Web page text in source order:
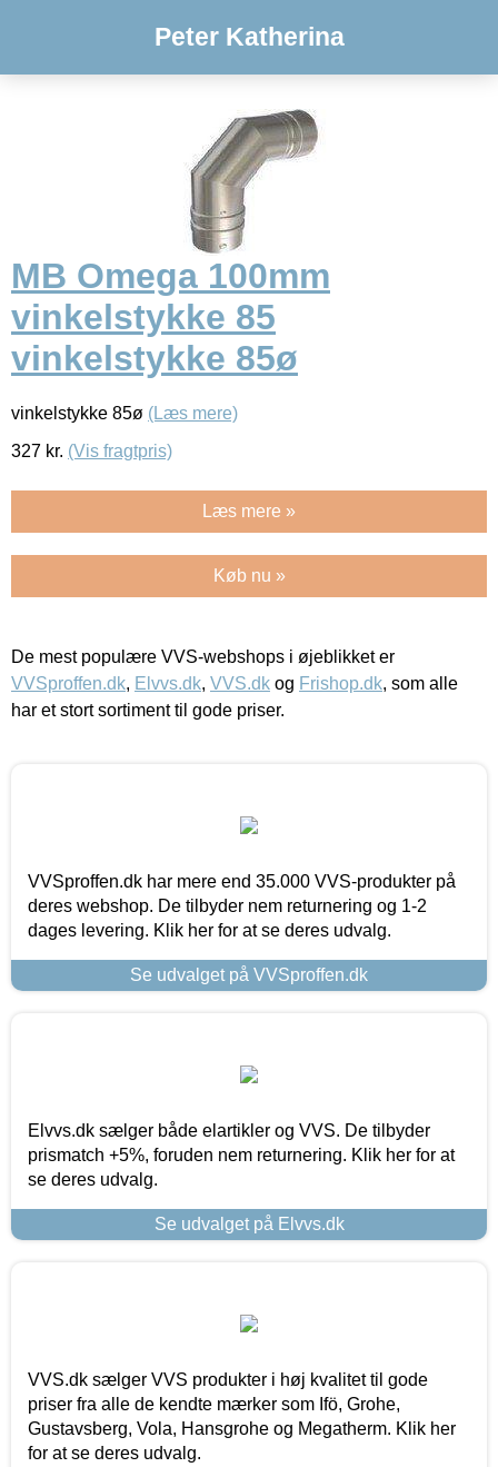
Peter Katherina
MB Omega 100mm
vinkelstykke 85
vinkelstykke 85ø
vinkelstykke 85ø (Læs mere)
327 kr. (Vis fragtpris)
Læs mere »
Køb nu »
De mest populære VVS-webshops i øjeblikket er
VVSproffen.dk, Elvvs.dk, VVS.dk og Frishop.dk, som alle
har et stort sortiment til gode priser.
VVSproffen.dk har mere end 35.000 VVS-produkter på
deres webshop. De tilbyder nem returnering og 1-2
dages levering. Klik her for at se deres udvalg.
Se udvalget på VVSproffen.dk
Elvvs.dk sælger både elartikler og VVS. De tilbyder
prismatch +5%, foruden nem returnering. Klik her for at
se deres udvalg.
Se udvalget på Elvvs.dk
VVS.dk sælger VVS produkter i høj kvalitet til gode
priser fra alle de kendte mærker som Ifö, Grohe,
Gustavsberg, Vola, Hansgrohe og Megatherm. Klik her
for at se deres udvalg.